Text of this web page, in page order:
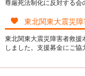
尊厳死法制化に反対する会
東北関東大震災
東北関東大震災障害者救援
しました。支援募金にご協